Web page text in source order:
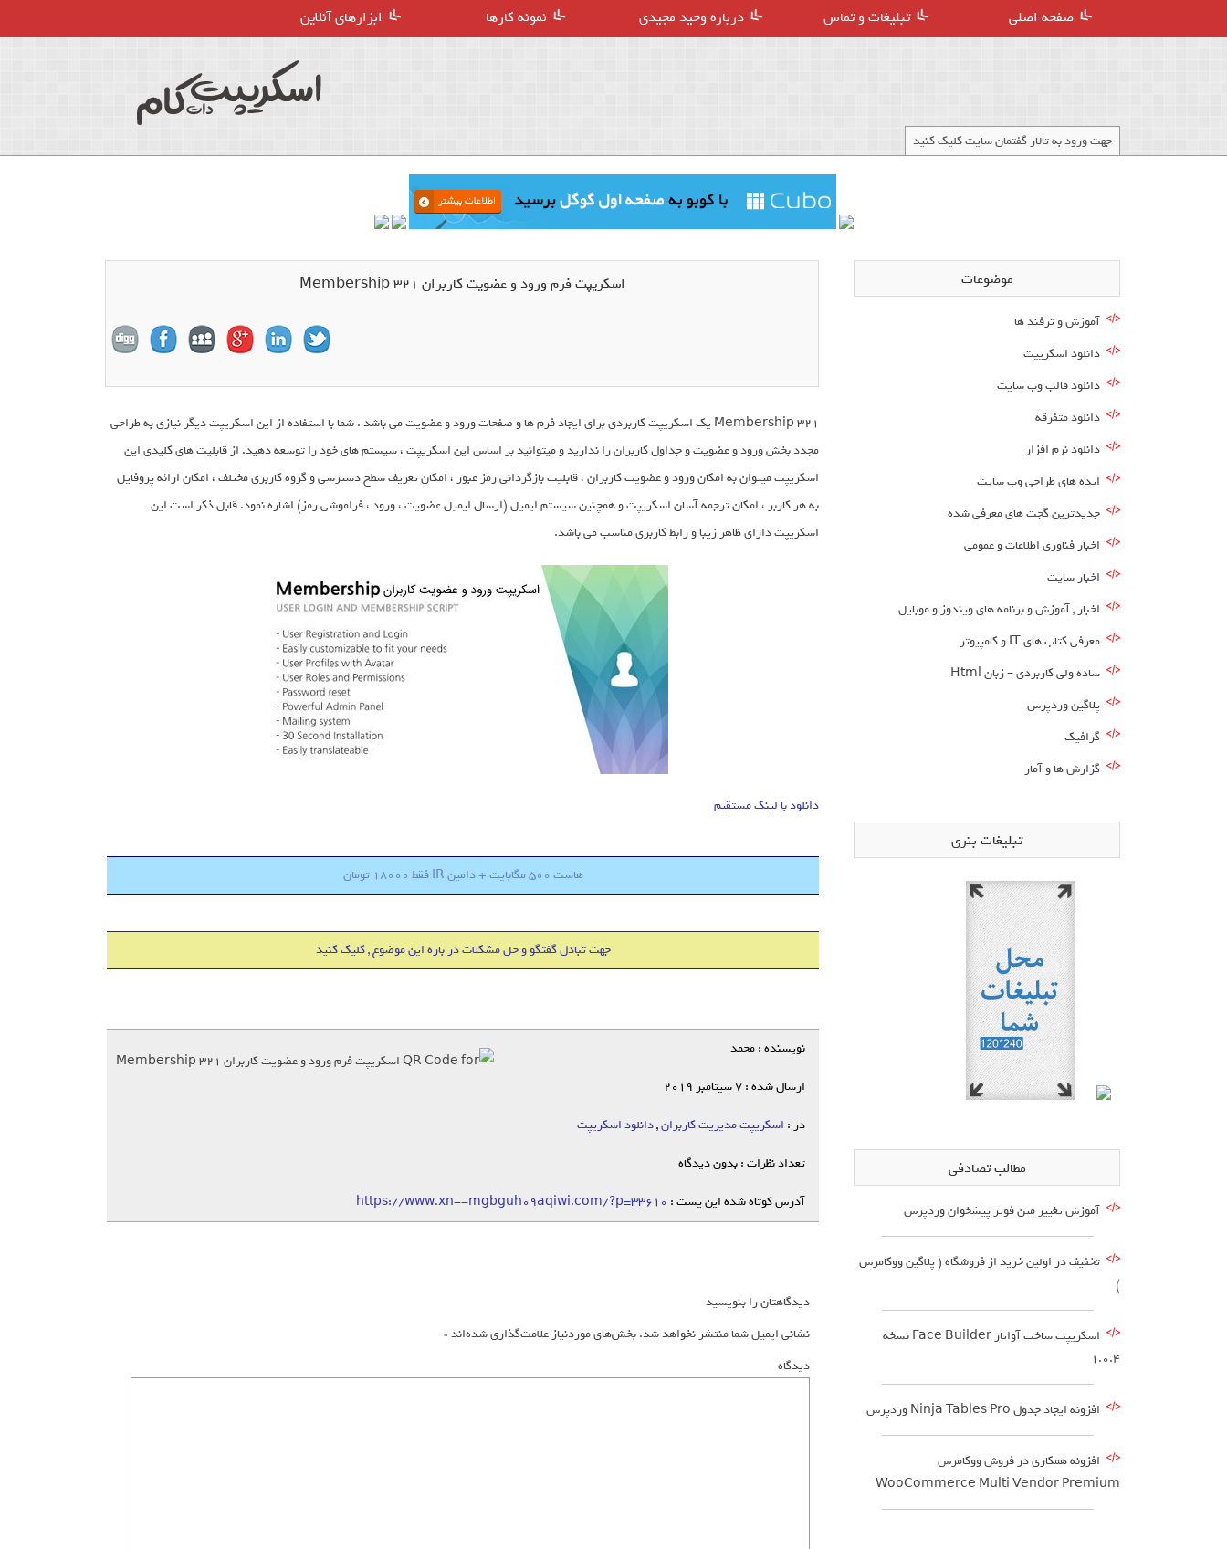
صفحه اصلی تبلیغات و تماس درباره وحید مجیدی نمونه کارها ابزارهای آنلاین
جهت ورود به تالار گفتمان سایت کلیک کنید
اسکریپت فرم ورود و عضویت کاربران 321 Membership
321 Membership یک اسکریپت کاربردی برای ایجاد فرم ها و صفحات ورود و عضویت می باشد . شما با استفاده از این اسکریپت دیگر نیازی به طراحی
مجدد بخش ورود و عضویت و جداول کاربران را ندارید و میتوانید بر اساس این اسکریپت ، سیستم های خود را توسعه دهید. از قابلیت های کلیدی این
اسکریپت میتوان به امکان ورود و عضویت کاربران ، قابلیت بازگردانی رمز عبور ، امکان تعریف سطح دسترسی و گروه کاربری مختلف ، امکان ارائه پروفایل
به هر کاربر ، امکان ترجمه آسان اسکریپت و همچنین سیستم ایمیل (ارسال ایمیل عضویت ، ورود ، فراموشی رمز) اشاره نمود. قابل ذکر است این
اسکریپت دارای ظاهر زیبا و رابط کاربری مناسب می باشد.
دانلود با لینک مستقیم
هاست 500 مگابایت + دامین IR فقط 18000 تومان
جهت تبادل گفتگو و حل مشکلات در باره این موضوع , کلیک کنید
نویسنده : محمد
ارسال شده : 7 سپتامبر 2019
در : اسکریپت مدیریت کاربران,دانلود اسکریپت
تعداد نظرات : بدون دیدگاه
آدرس کوتاه شده این پست : https://www.xn--mgbguh09aqiwi.com/?p=33610
دیدگاهتان را بنویسید
نشانی ایمیل شما منتشر نخواهد شد.بخش‌های موردنیاز علامت‌گذاری شده‌اند*
دیدگاه
موضوعات
آموزش و ترفند ها
دانلود اسکریپت
دانلود قالب وب سایت
دانلود متفرقه
دانلود نرم افزار
ایده های طراحی وب سایت
جدیدترین گجت های معرفی شده
اخبار فناوری اطلاعات و عمومی
اخبار سایت
اخبار , آموزش و برنامه های ویندوز و موبایل
معرفی کتاب های IT و کامپیوتر
ساده ولی کاربردی – زبان Html
پلاگین وردپرس
گرافیک
گزارش ها و آمار
تبلیغات بنری
مطالب تصادفی
آموزش تغییر متن فوتر پیشخوان وردپرس
تخفیف در اولین خرید از فروشگاه ( پلاگین ووکامرس
)
اسکریپت ساخت آواتار Face Builder نسخه
1.0.4
افزونه ایجاد جدول Ninja Tables Pro وردپرس
افزونه همکاری در فروش ووکامرس
WooCommerce Multi Vendor Premium